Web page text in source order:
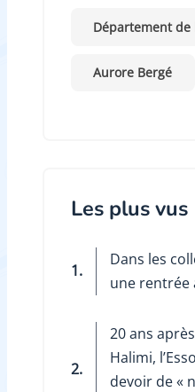
Département de
Aurore Bergé
Les plus vus
1.
Dans les
une rentrée
2.
20 ans
Halimi,
devoir de «